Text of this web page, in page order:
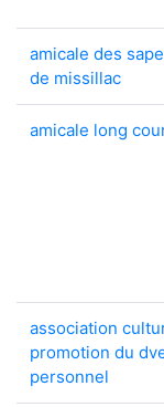
amicale des
de missillac
amicale long
association
promotion du
personnel